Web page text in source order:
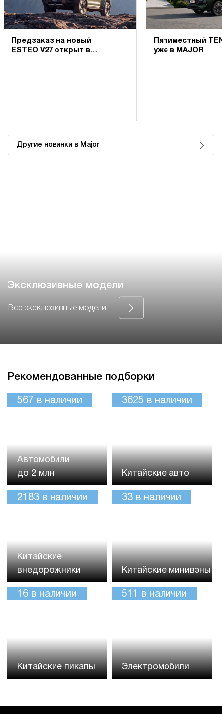
Предзаказ на новый
ESTEO V27 открыт в
Пятиместный
уже в MAJOR
Другие новинки в Major
Эксклюзивные модели
Все эксклюзивные модели
Рекомендованные подборки
567 в наличии
Автомобили
до 2 млн
3625 в наличии
Китайские авто
2183 в наличии
Китайские
внедорожники
33 в наличии
Китайские минивэны
16 в наличии
Китайские пикапы
511 в наличии
Электромобили